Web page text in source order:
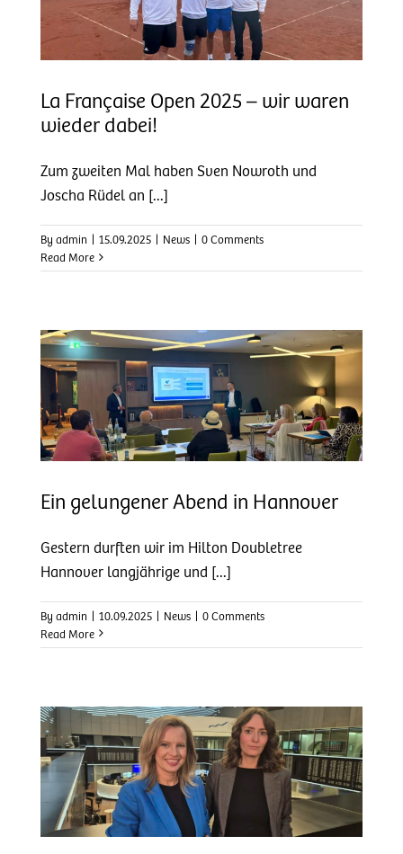
La Française Open 2025 – wir waren
wieder dabei!
Zum zweiten Mal haben Sven Nowroth und
Joscha Rüdel an [...]
By admin | 15.09.2025 | News | 0 Comments
Read More
Ein gelungener Abend in Hannover
Gestern durften wir im Hilton Doubletree
Hannover langjährige und [...]
By admin | 10.09.2025 | News | 0 Comments
Read More